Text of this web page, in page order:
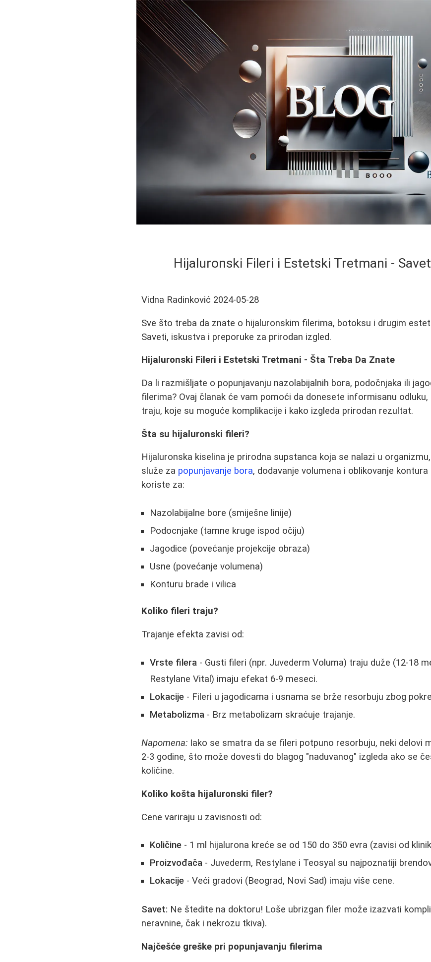
Hijaluronski Fileri i Estetski Tretmani -
Vidna Radinković 2024-05-28
Sve što treba da znate o hijaluronskim filerima, botoksu i drugim
Saveti, iskustva i preporuke za prirodan izgled.
Hijaluronski Fileri i Estetski Tretmani - Šta Treba Da Znate
Da li razmišljate o popunjavanju nazolabijalnih bora, podočnjaka ili
filerima? Ovaj članak će vam pomoći da donesete informisanu
traju, koje su moguće komplikacije i kako izgleda prirodan rezultat.
Šta su hijaluronski fileri?
Hijaluronska kiselina je prirodna supstanca koja se nalazi u
služe za popunjavanje bora, dodavanje volumena i oblikovanje
koriste za:
Nazolabijalne bore (smiješne linije)
Podocnjake (tamne kruge ispod očiju)
Jagodice (povećanje projekcije obraza)
Usne (povećanje volumena)
Konturu brade i vilica
Koliko fileri traju?
Trajanje efekta zavisi od:
Vrste filera - Gusti fileri (npr. Juvederm Voluma) traju duže (12-18
Restylane Vital) imaju efekat 6-9 meseci.
Lokacije - Fileri u jagodicama i usnama se brže resorbuju zbog
Metabolizma - Brz metabolizam skraćuje trajanje.
Napomena: Iako se smatra da se fileri potpuno resorbuju, neki delovi
2-3 godine, što može dovesti do blagog "naduvanog" izgleda ako se
količine.
Koliko košta hijaluronski filer?
Cene variraju u zavisnosti od:
Količine - 1 ml hijalurona kreće se od 150 do 350 evra (zavisi od
Proizvođača - Juvederm, Restylane i Teosyal su najpoznatiji
Lokacije - Veći gradovi (Beograd, Novi Sad) imaju više cene.
Savet: Ne štedite na doktoru! Loše ubrizgan filer može izazvati
neravnine, čak i nekrozu tkiva).
Najčešće greške pri popunjavanju filerima